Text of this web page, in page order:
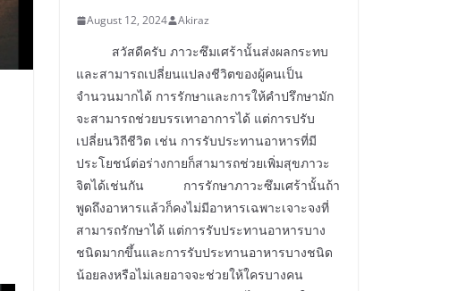
August 12, 2024 Akiraz
สวัสดีครับ ภาวะซึมเศร้านั้นส่งผลกระทบ
และสามารถเปลี่ยนแปลงชีวิตของผู้คนเป็น
จำนวนมากได้ การรักษาและการให้คำปรึกษามัก
จะสามารถช่วยบรรเทาอาการได้ แต่การปรับ
เปลี่ยนวิถีชีวิต เช่น การรับประทานอาหารที่มี
ประโยชน์ต่อร่างกายก็สามารถช่วยเพิ่มสุขภาวะ
จิตได้เช่นกัน การรักษาภาวะซึมเศร้านั้นถ้า
พูดถึงอาหารแล้วก็คงไม่มีอาหารเฉพาะเจาะจงที่
สามารถรักษาได้ แต่การรับประทานอาหารบาง
ชนิดมากขึ้นและการรับประทานอาหารบางชนิด
น้อยลงหรือไม่เลยอาจจะช่วยให้ใครบางคน